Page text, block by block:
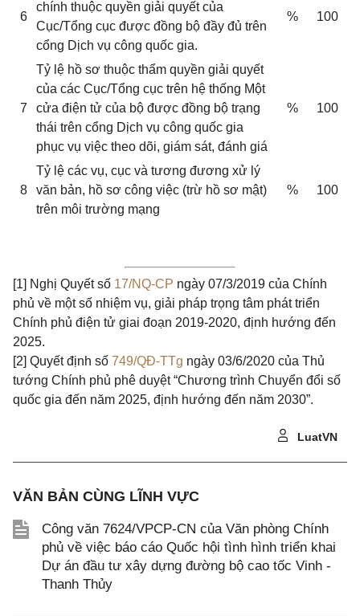
6
chính thuộc quyền giải quyết của
Cục/Tổng cục được đồng bộ đầy đủ trên
cổng Dịch vụ công quốc gia.
% 100
7
Tỷ lệ hồ sơ thuộc thẩm quyền giải quyết
của các Cục/Tổng cục trên hệ thống Một
cửa điện tử của bộ được đồng bộ trạng
thái trên cổng Dịch vụ công quốc gia
phục vụ việc theo dõi, giám sát, đánh giá
% 100
8
Tỷ lệ các vụ, cục và tương đương xử lý
văn bản, hồ sơ công việc (trừ hồ sơ mật)
trên môi trường mạng
% 100
[1] Nghị Quyết số 17/NQ-CP ngày 07/3/2019 của Chính
phủ về một số nhiệm vụ, giải pháp trọng tâm phát triển
Chính phủ điện tử giai đoạn 2019-2020, định hướng đến
2025.
[2] Quyết định số 749/QĐ-TTg ngày 03/6/2020 của Thủ
tướng Chính phủ phê duyệt “Chương trình Chuyển đổi số
quốc gia đến năm 2025, định hướng đến năm 2030”.
LuatVN
VĂN BẢN CÙNG LĨNH VỰC
Công văn 7624/VPCP-CN của Văn phòng Chính
phủ về việc báo cáo Quốc hội tình hình triển khai
Dự án đầu tư xây dựng đường bộ cao tốc Vinh -
Thanh Thủy